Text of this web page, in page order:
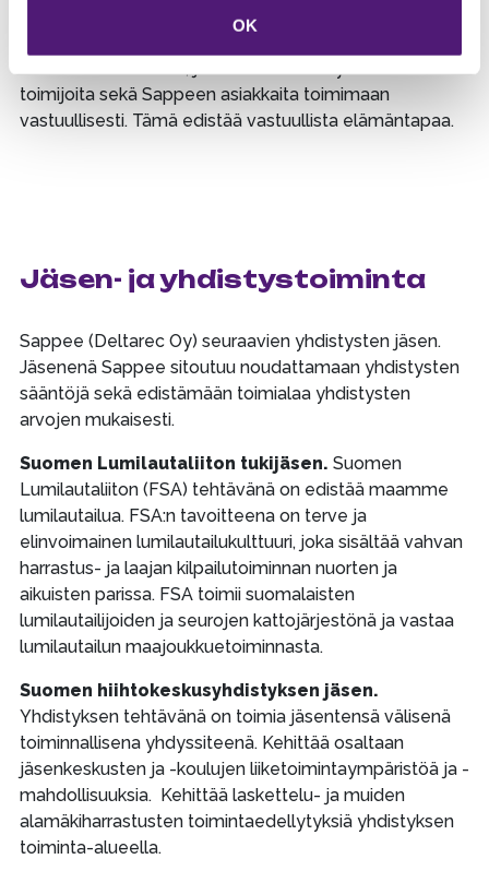
OK
toimijoita sekä Sappeen asiakkaita toimimaan
vastuullisesti. Tämä edistää vastuullista elämäntapaa.
Jäsen- ja yhdistystoiminta
Sappee (Deltarec Oy) seuraavien yhdistysten jäsen.
Jäsenenä Sappee sitoutuu noudattamaan yhdistysten
sääntöjä sekä edistämään toimialaa yhdistysten
arvojen mukaisesti.
Suomen Lumilautaliiton tukijäsen. Suomen
Lumilautaliiton (FSA) tehtävänä on edistää maamme
lumilautailua. FSA:n tavoitteena on terve ja
elinvoimainen lumilautailukulttuuri, joka sisältää vahvan
harrastus- ja laajan kilpailutoiminnan nuorten ja
aikuisten parissa. FSA toimii suomalaisten
lumilautailijoiden ja seurojen kattojärjestönä ja vastaa
lumilautailun maajoukkuetoiminnasta.
Suomen hiihtokeskusyhdistyksen jäsen.
Yhdistyksen tehtävänä on toimia jäsentensä välisenä
toiminnallisena yhdyssiteenä. Kehittää osaltaan
jäsenkeskusten ja -koulujen liiketoimintaympäristöä ja -
mahdollisuuksia. Kehittää laskettelu- ja muiden
alamäkiharrastusten toimintaedellytyksiä yhdistyksen
toiminta-alueella.